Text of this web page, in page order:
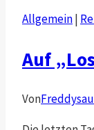
Allgemein|
Auf
Von